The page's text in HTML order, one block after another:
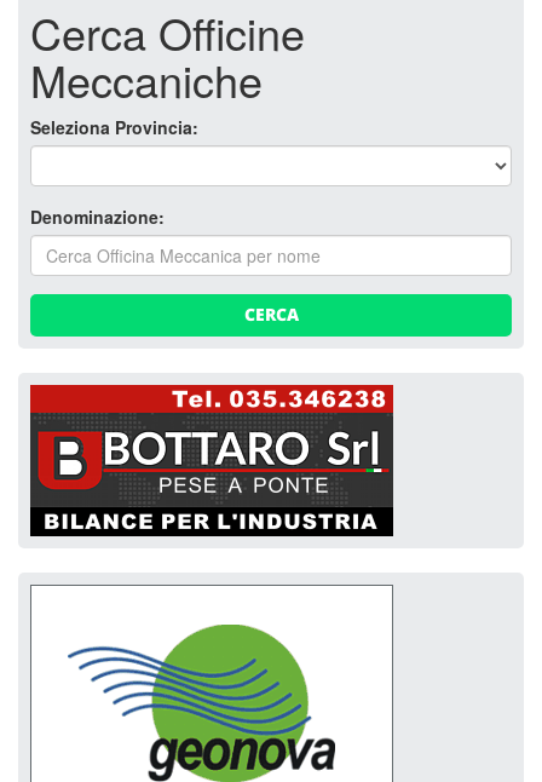
Cerca Officine
Meccaniche
Seleziona Provincia:
Denominazione:
CERCA